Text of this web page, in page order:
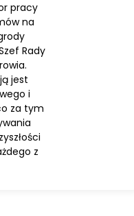
pracy
na
Rady
jest
i
za tym
z